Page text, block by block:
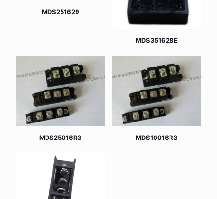
MDS251629
MDS351628E
MDS25016R3 MDS10016R3